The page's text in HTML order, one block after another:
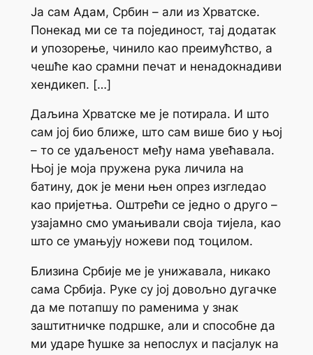
Ја сам Адам, Србин – али из Хрватске.
Понекад ми се та појединост, тај додатак
и упозорење, чинило као преимућство, а
чешће као срамни печат и ненадокнадиви
хендикеп. […]
Даљина Хрватске ме је потирала. И што
сам јој био ближе, што сам више био у њој
– то се удаљеност међу нама увећавала.
Њој је моја пружена рука личила на
батину, док је мени њен опрез изгледао
као пријетња. Оштрећи се једно о друго –
узајамно смо умањивали своја тијела, као
што се умањују ножеви под тоцилом.
Близина Србије ме је унижавала, никако
сама Србија. Руке су јој довољно дугачке
да ме потапшу по раменима у знак
заштитничке подршке, али и способне да
ми ударе ћушке за непослух и пасјалук на